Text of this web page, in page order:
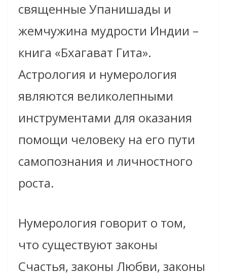
священные Упанишады и
жемчужина мудрости Индии –
книга «Бхагават Гита».
Астрология и нумерология
являются великолепными
инструментами для оказания
помощи человеку на его пути
самопознания и личностного
роста.
Нумерология говорит о том,
что существуют законы
Счастья, законы Любви, законы